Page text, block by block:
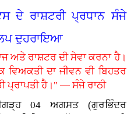
ਦੇ ਰਾਸ਼ਟਰੀ ਪ੍ਰਧਾਨ ਸੰਜੇ
ਦੁਹਰਾਇਆ
ਅਤੇ ਰਾਸ਼ਟਰ ਦੀ ਸੇਵਾ ਕਰਨਾ ਹੈ।
ਦਾ ਜੀਵਨ ਵੀ ਬਿਹਤਰ
ਪ੍ਰਾਪਤੀ ਹੈ।" — ਸੰਜੇ ਰਾਠੀ
04 ਅਗਸਤ (ਗੁਰਭਿੰਦਰ